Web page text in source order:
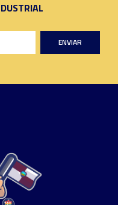
ENVIAR